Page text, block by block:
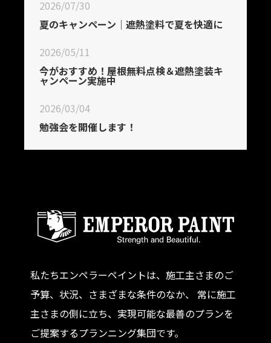
2026/07/30
夏のキャンペーン｜遮熱塗料で夏を快適に
2026/05/11
今がおすすめ！屋根無料点検＆遮熱塗装キ
ャンペーン実施中
2026/03/04
勉強会を開催します！
私たちエンペラーペイントは、施工主さまのご
予算、状況、さまざまな条件のなか、 常に施工
主さまの側に立ち、実現可能な最善のプランを
ご提案するプランニング集団です。